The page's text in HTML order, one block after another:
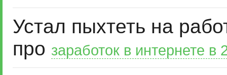
Устал пыхтеть на
про заработок в интернете в